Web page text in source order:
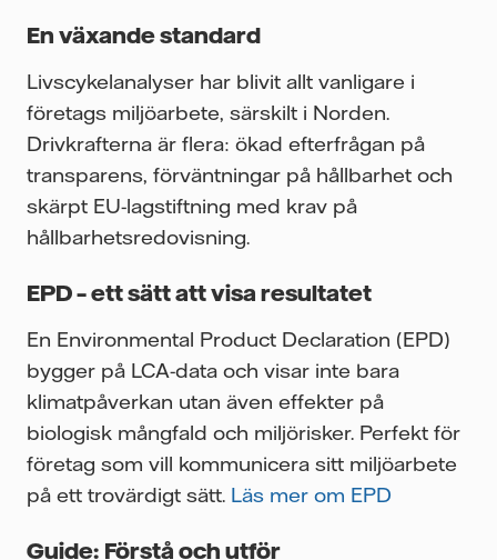
En växande standard
Livscykelanalyser har blivit allt vanligare i
företags miljöarbete, särskilt i Norden.
Drivkrafterna är flera: ökad efterfrågan på
transparens, förväntningar på hållbarhet och
skärpt EU-lagstiftning med krav på
hållbarhetsredovisning.
EPD – ett sätt att visa resultatet
En Environmental Product Declaration (EPD)
bygger på LCA-data och visar inte bara
klimatpåverkan utan även effekter på
biologisk mångfald och miljörisker. Perfekt för
företag som vill kommunicera sitt miljöarbete
på ett trovärdigt sätt. Läs mer om EPD
Guide: Förstå och utför